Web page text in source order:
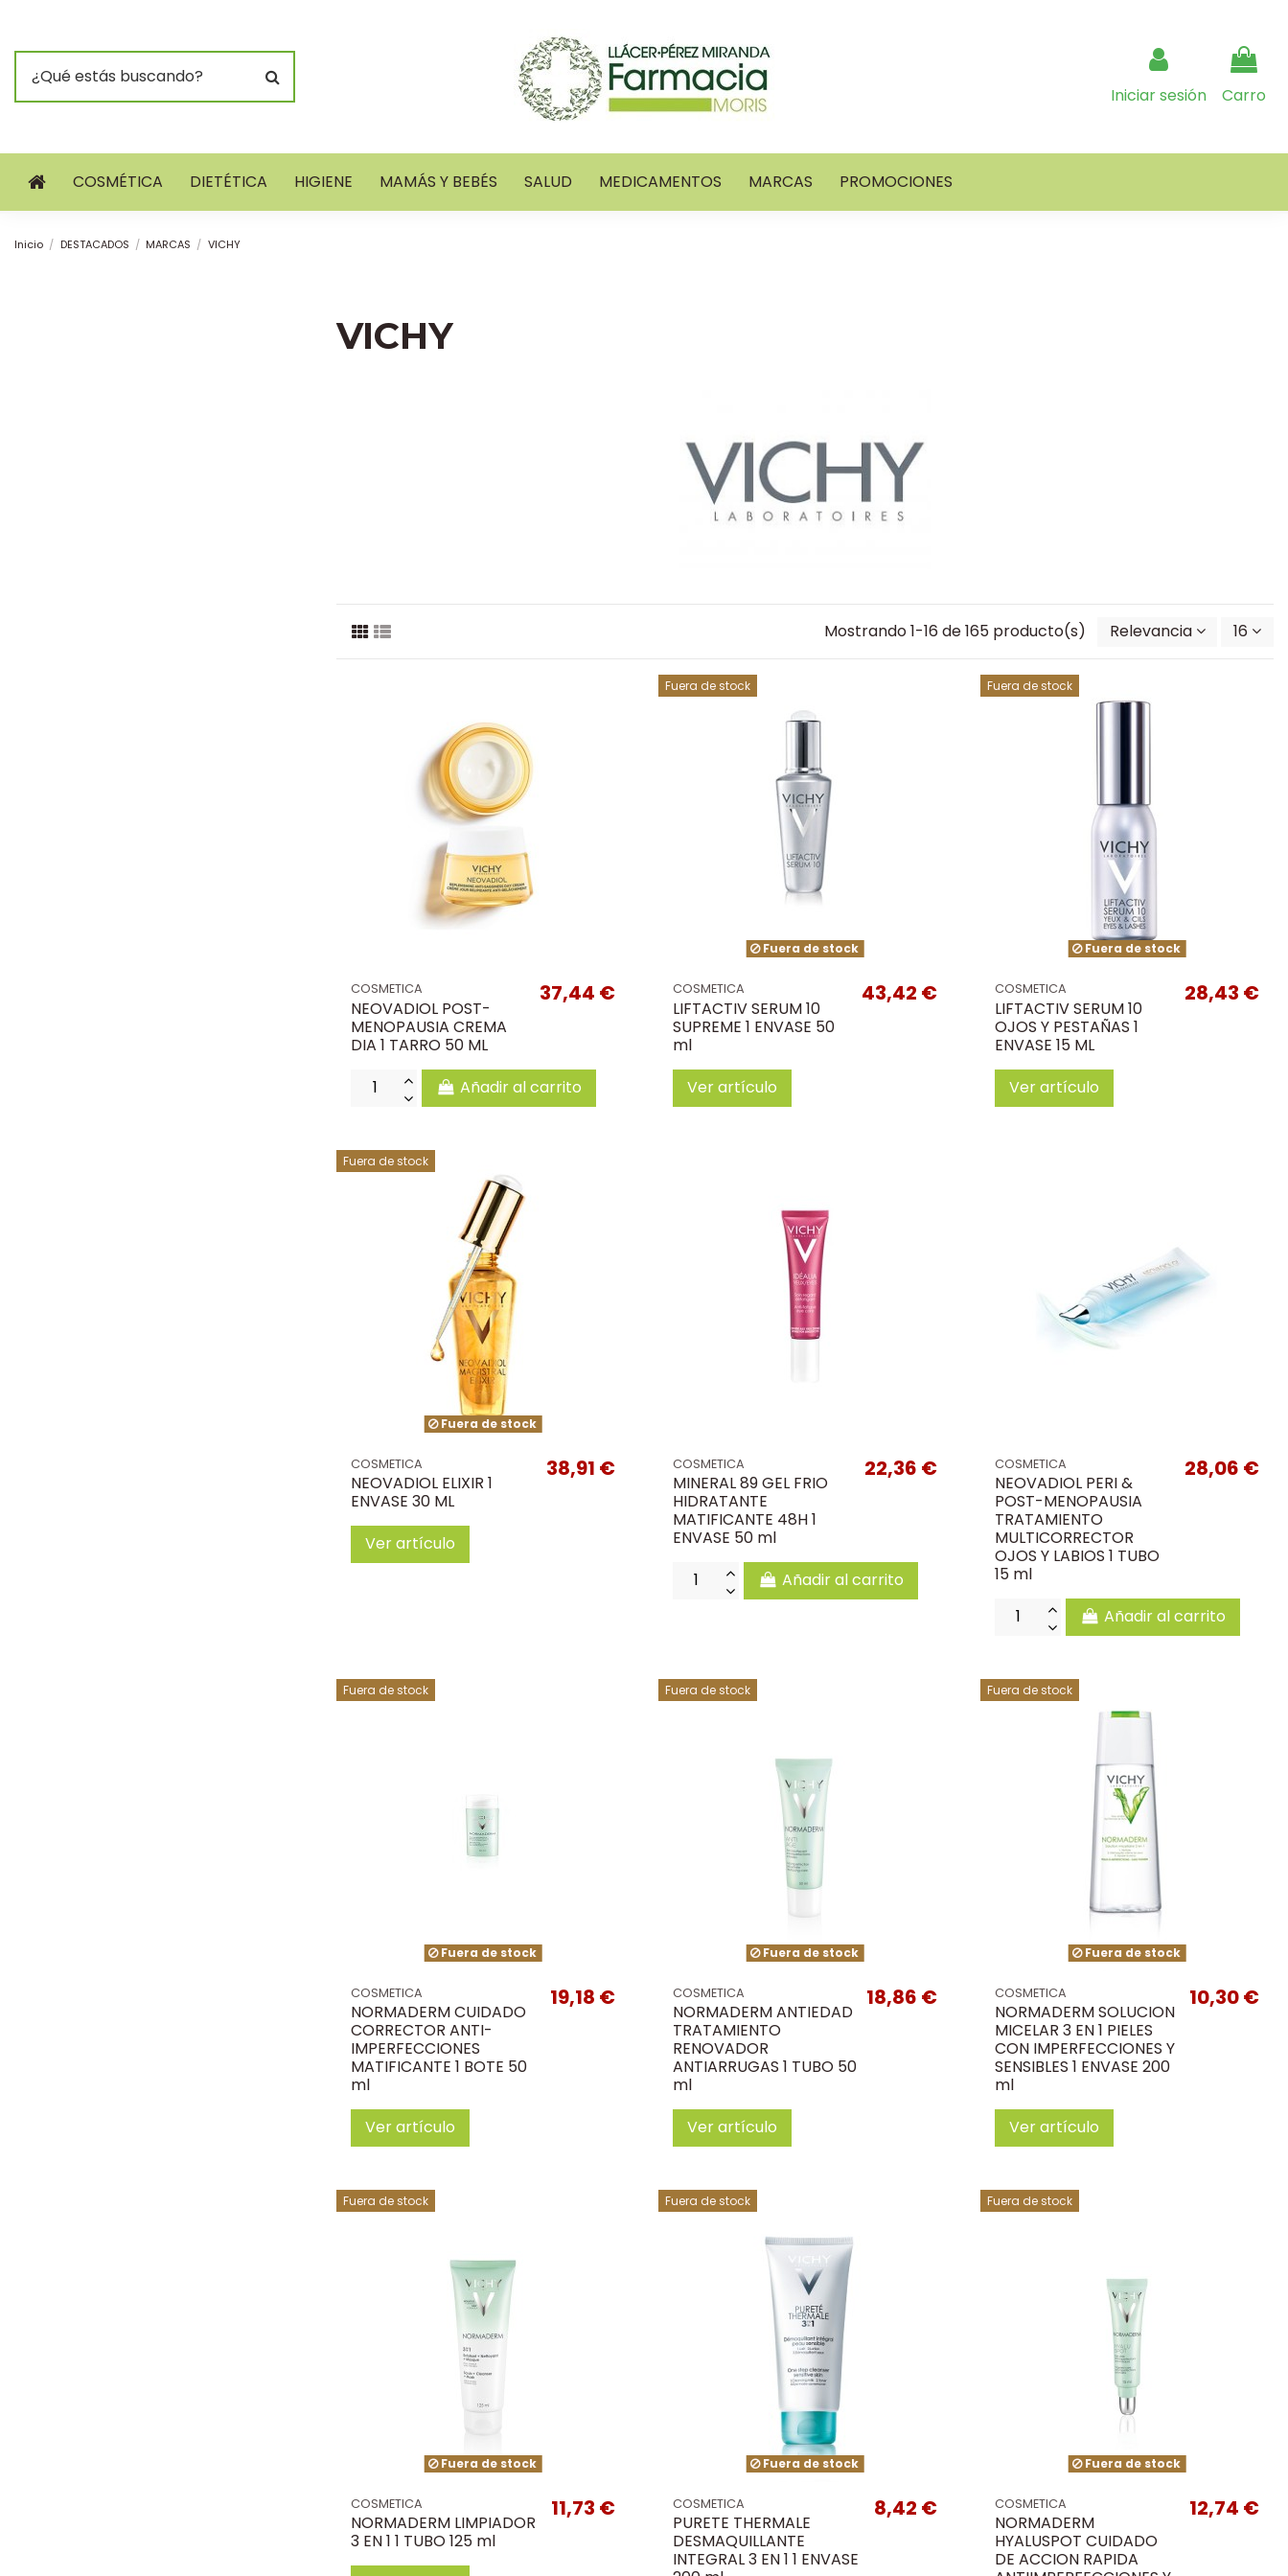
Iniciar sesión Carro
COSMÉTICA DIETÉTICA HIGIENE MAMÁS Y BEBÉS SALUD MEDICAMENTOS MARCAS PROMOCIONES
Inicio DESTACADOS MARCAS VICHY
VICHY
Mostrando 1-16 de 165 producto(s) Relevancia 16
COSMETICA
NEOVADIOL POST-
MENOPAUSIA CREMA
DIA 1 TARRO 50 ML
37,44 €
Añadir al carrito
Fuera de stock
Fuera de stock
COSMETICA
LIFTACTIV SERUM 10
SUPREME 1 ENVASE 50
ml
43,42 €
Ver artículo
Fuera de stock
Fuera de stock
COSMETICA
LIFTACTIV SERUM 10
OJOS Y PESTAÑAS 1
ENVASE 15 ML
28,43 €
Ver artículo
Fuera de stock
Fuera de stock
COSMETICA
NEOVADIOL ELIXIR 1
ENVASE 30 ML
38,91 €
Ver artículo
COSMETICA
MINERAL 89 GEL FRIO
HIDRATANTE
MATIFICANTE 48H 1
ENVASE 50 ml
22,36 €
Añadir al carrito
COSMETICA
NEOVADIOL PERI &
POST-MENOPAUSIA
TRATAMIENTO
MULTICORRECTOR
OJOS Y LABIOS 1 TUBO
15 ml
28,06 €
Añadir al carrito
Fuera de stock
Fuera de stock
COSMETICA
NORMADERM CUIDADO
CORRECTOR ANTI-
IMPERFECCIONES
MATIFICANTE 1 BOTE 50
ml
19,18 €
Ver artículo
Fuera de stock
Fuera de stock
COSMETICA
NORMADERM ANTIEDAD
TRATAMIENTO
RENOVADOR
ANTIARRUGAS 1 TUBO 50
ml
18,86 €
Ver artículo
Fuera de stock
Fuera de stock
COSMETICA
NORMADERM SOLUCION
MICELAR 3 EN 1 PIELES
CON IMPERFECCIONES Y
SENSIBLES 1 ENVASE 200
ml
10,30 €
Ver artículo
Fuera de stock
Fuera de stock
COSMETICA
NORMADERM LIMPIADOR
3 EN 1 1 TUBO 125 ml
11,73 €
Fuera de stock
Fuera de stock
COSMETICA
PURETE THERMALE
DESMAQUILLANTE
INTEGRAL 3 EN 1 1 ENVASE
8,42 €
Fuera de stock
Fuera de stock
COSMETICA
NORMADERM
HYALUSPOT CUIDADO
DE ACCION RAPIDA
12,74 €